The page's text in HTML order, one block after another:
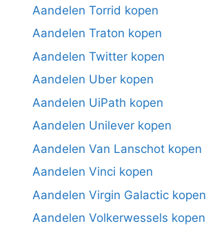
Aandelen Torrid kopen
Aandelen Traton kopen
Aandelen Twitter kopen
Aandelen Uber kopen
Aandelen UiPath kopen
Aandelen Unilever kopen
Aandelen Van Lanschot kopen
Aandelen Vinci kopen
Aandelen Virgin Galactic kopen
Aandelen Volkerwessels kopen